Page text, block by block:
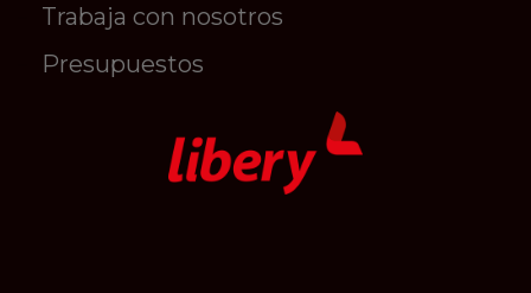
Trabaja con nosotros
Presupuestos